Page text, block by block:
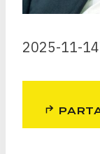
2025-11-